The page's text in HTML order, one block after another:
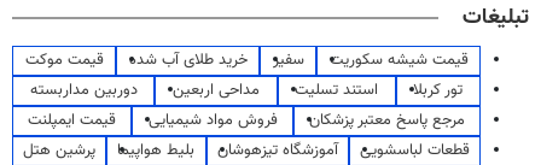
تبلیغات
قیمت شیشه سکوریت سفیر خرید طلای آب شده
قیمت موکت
تور کربلا
استند تسلیت مداحی اربعین
دوربین مداربسته
مرجع پاسخ معتبر پزشکان
فروش مواد شیمیایی
قیمت ایمپلنت
قطعات لباسشویی
آموزشگاه تیزهوشان بلیط هواپیما
پرشین هتل